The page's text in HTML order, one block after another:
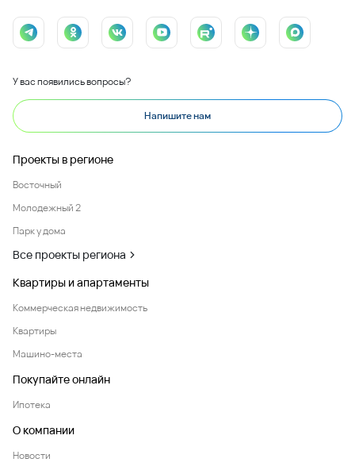
У вас появились вопросы?
Напишите нам
Проекты в регионе
Восточный
Молодежный 2
Парк у дома
Все проекты региона
Квартиры и апартаменты
Коммерческая недвижимость
Квартиры
Машино-места
Покупайте онлайн
Ипотека
О компании
Новости